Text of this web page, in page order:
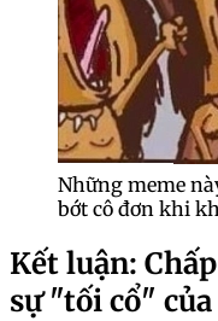
Những meme
bớt cô đơn khi
Kết luận:
sự "tối cổ"